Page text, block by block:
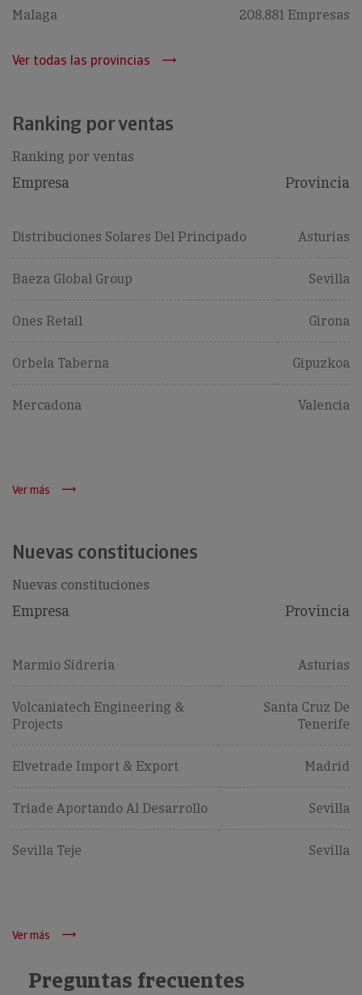
Malaga 208,881 Empresas
Ver todas las provincias
Ranking por ventas
Ranking por ventas
Empresa Provincia
Distribuciones Solares Del Principado Asturias
Baeza Global Group Sevilla
Ones Retail Girona
Orbela Taberna Gipuzkoa
Mercadona Valencia
Ver más
Nuevas constituciones
Nuevas constituciones
Empresa Provincia
Marmio Sidreria Asturias
Volcaniatech Engineering &
Projects
Santa Cruz De
Tenerife
Elvetrade Import & Export Madrid
Triade Aportando Al Desarrollo Sevilla
Sevilla Teje Sevilla
Ver más
Preguntas frecuentes